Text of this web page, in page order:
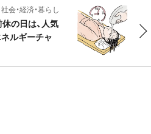
社会・経済・暮らし
休の日は、人気
ルギーチャ